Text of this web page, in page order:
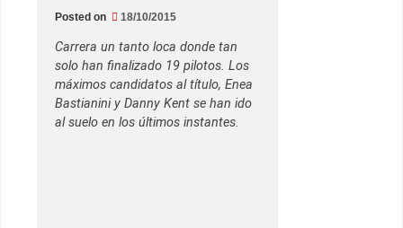
Posted on 18/10/2015
Carrera un tanto loca donde tan
solo han finalizado 19 pilotos. Los
máximos candidatos al título, Enea
Bastianini y Danny Kent se han ido
al suelo en los últimos instantes.